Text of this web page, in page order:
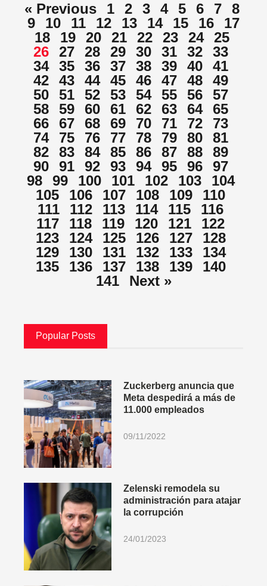
« Previous 1 2 3 4 5 6 7
8
9
10 11 12 13 14 15 16
17
18
19 20 21 22 23 24
25
26
27 28 29 30 31 32
33
34
35 36 37 38 39 40
41
42
43 44 45 46 47 48
49
50
51 52 53 54 55 56
57
58
59 60 61 62 63 64
65
66
67 68 69 70 71 72
73
74
75 76 77 78 79 80
81
82
83 84 85 86 87 88
89
90
91 92 93 94 95 96
97
98
99 100 101 102 103
104
105
106 107 108 109
110
111
112 113 114 115
116
117
118 119 120 121
122
123
124 125 126 127
128
129
130 131 132 133
134
135
136 137 138 139
140
141
Next »
Popular Posts
Zuckerberg anuncia que
Meta despedirá a más de
11.000 empleados
09/11/2022
Zelenski remodela su
administración para atajar
la corrupción
24/01/2023